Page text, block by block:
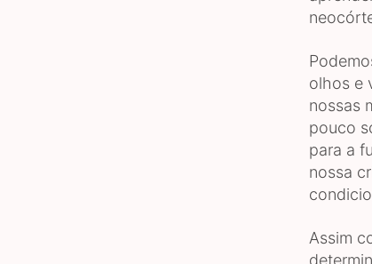
olhos e
nossas
pouco
para a
nossa
Assim